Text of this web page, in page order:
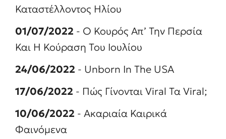
Καταστέλλοντος Ηλίου
01/07/2022 - Ο Κουρός Απ’ Την Περσία
Και Η Κούραση Του Ιουλίου
24/06/2022 - Unborn In The USA
17/06/2022 - Πώς Γίνονται Viral Τα Viral;
10/06/2022 - Ακαριαία Καιρικά
Φαινόμενα